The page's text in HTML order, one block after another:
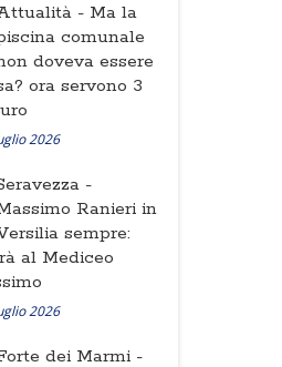
- Ma la
comunale
doveva essere
ora servono 3
2026
-
Ranieri in
sempre:
al Mediceo
2026
dei Marmi -